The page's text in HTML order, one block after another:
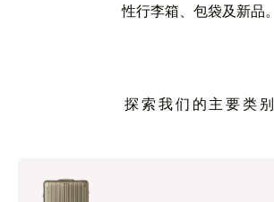
性行李箱、包袋及新品。
探索我们的主要类别